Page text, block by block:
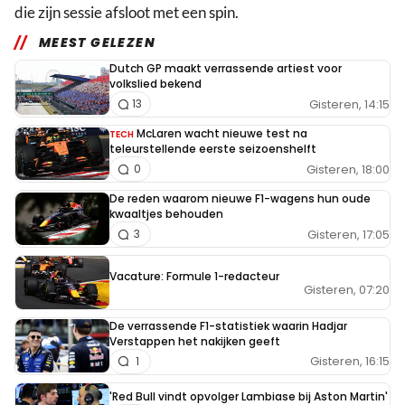
die zijn sessie afsloot met een spin.
MEEST GELEZEN
Dutch GP maakt verrassende artiest voor
volkslied bekend
Gisteren, 14:15
13
TECH McLaren wacht nieuwe test na
teleurstellende eerste seizoenshelft
Gisteren, 18:00
0
De reden waarom nieuwe F1-wagens hun oude
kwaaltjes behouden
Gisteren, 17:05
3
Vacature: Formule 1-redacteur
Gisteren, 07:20
De verrassende F1-statistiek waarin Hadjar
Verstappen het nakijken geeft
Gisteren, 16:15
1
'Red Bull vindt opvolger Lambiase bij Aston Martin'